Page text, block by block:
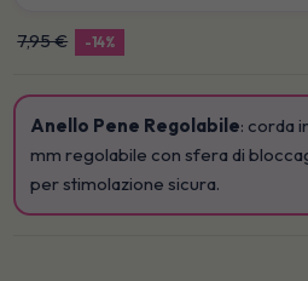
7,95 € -14%
Anello Pene Regolabile: corda
mm regolabile con sfera di
per stimolazione sicura.